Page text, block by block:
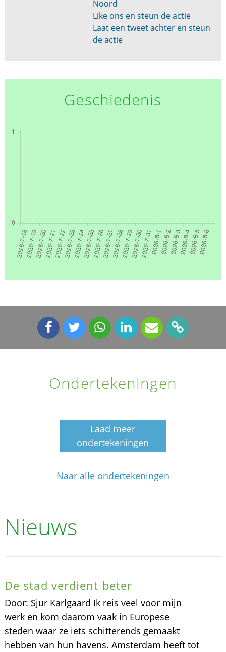
Noord
Like ons en steun de actie
Laat een tweet achter en steun
de actie
Geschiedenis
Ondertekeningen
Laad meer
ondertekeningen
Naar alle ondertekeningen
Nieuws
De stad verdient beter
Door: Sjur Karlgaard Ik reis veel voor mijn
werk en kom daarom vaak in Europese
steden waar ze iets schitterends gemaakt
hebben van hun havens. Amsterdam heeft tot